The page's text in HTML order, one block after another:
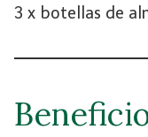
3 x botellas de